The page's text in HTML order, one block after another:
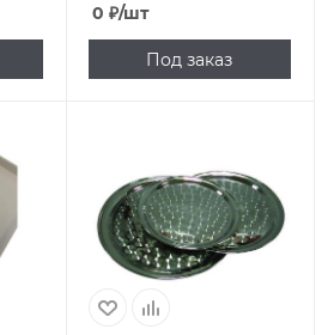
0 ₽/шт
Под заказ